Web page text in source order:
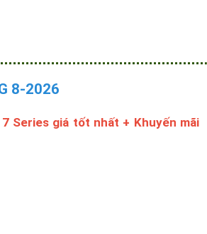
8-2026
7 Series giá tốt nhất + Khuyến mãi